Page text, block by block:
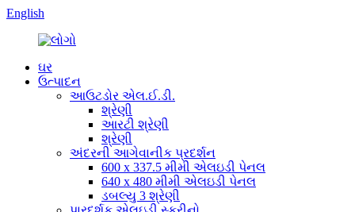
English
ઘર
ઉત્પાદન
આઉટડોર એલ.ઈ.ડી.
શ્રેણી
આરટી શ્રેણી
શ્રેણી
અંદરની આગેવાનીક પ્રદર્શન
600 x 337.5 મીમી એલઇડી પેનલ
640 x 480 મીમી એલઇડી પેનલ
ડબલ્યુ 3 શ્રેણી